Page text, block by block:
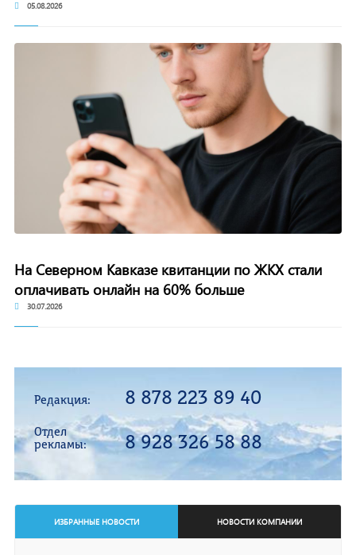
05.08.2026
На Северном Кавказе квитанции по ЖКХ стали
оплачивать онлайн на 60% больше
30.07.2026
Редакция: 8 878 223 89 40
Отдел
рекламы:
8 928 326 58 88
ИЗБРАННЫЕ НОВОСТИ НОВОСТИ КОМПАНИИ